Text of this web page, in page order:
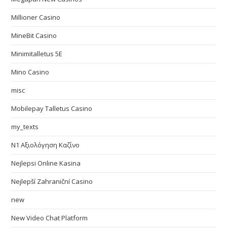
Millioner Casino
MineBit Casino
Minimitalletus 5E
Mino Casino
misc
Mobilepay Talletus Casino
my_texts
N1 Αξιολόγηση Καζίνο
Nejlepsi Online Kasina
Nejlepší Zahraniční Casino
new
New Video Chat Platform